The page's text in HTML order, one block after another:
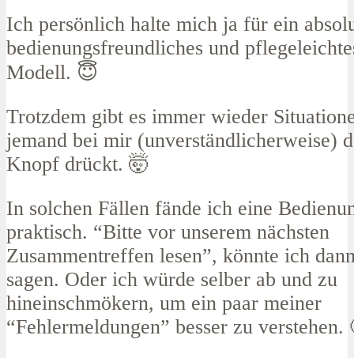
Ich persönlich halte mich ja für ein
bedienungsfreundliches und
Modell. 😇
Trotzdem gibt es immer wieder
jemand bei mir (unverständlicherweise)
Knopf drückt. 🤯
In solchen Fällen fände ich eine
praktisch. “Bitte vor unserem nächsten
Zusammentreffen lesen”, könnte ich
sagen. Oder ich würde selber ab und zu
hineinschmökern, um ein paar meiner
“Fehlermeldungen” besser zu verstehen.